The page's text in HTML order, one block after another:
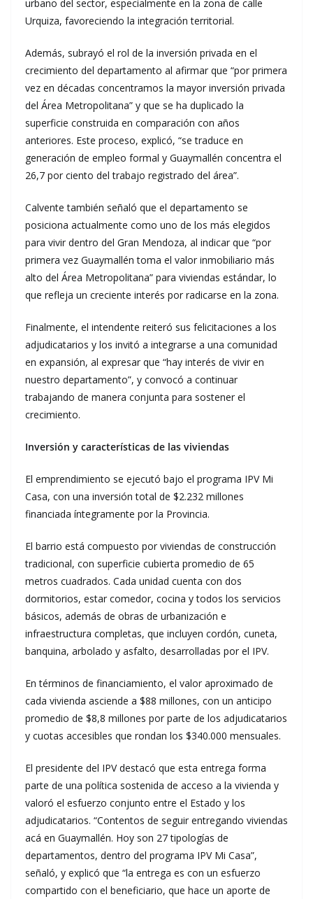
urbano del sector, especialmente en la zona de calle
Urquiza, favoreciendo la integración territorial.
Además, subrayó el rol de la inversión privada en el
crecimiento del departamento al afirmar que “por primera
vez en décadas concentramos la mayor inversión privada
del Área Metropolitana” y que se ha duplicado la
superficie construida en comparación con años
anteriores. Este proceso, explicó, “se traduce en
generación de empleo formal y Guaymallén concentra el
26,7 por ciento del trabajo registrado del área”.
Calvente también señaló que el departamento se
posiciona actualmente como uno de los más elegidos
para vivir dentro del Gran Mendoza, al indicar que “por
primera vez Guaymallén toma el valor inmobiliario más
alto del Área Metropolitana” para viviendas estándar, lo
que refleja un creciente interés por radicarse en la zona.
Finalmente, el intendente reiteró sus felicitaciones a los
adjudicatarios y los invitó a integrarse a una comunidad
en expansión, al expresar que “hay interés de vivir en
nuestro departamento”, y convocó a continuar
trabajando de manera conjunta para sostener el
crecimiento.
Inversión y características de las viviendas
El emprendimiento se ejecutó bajo el programa IPV Mi
Casa, con una inversión total de $2.232 millones
financiada íntegramente por la Provincia.
El barrio está compuesto por viviendas de construcción
tradicional, con superficie cubierta promedio de 65
metros cuadrados. Cada unidad cuenta con dos
dormitorios, estar comedor, cocina y todos los servicios
básicos, además de obras de urbanización e
infraestructura completas, que incluyen cordón, cuneta,
banquina, arbolado y asfalto, desarrolladas por el IPV.
En términos de financiamiento, el valor aproximado de
cada vivienda asciende a $88 millones, con un anticipo
promedio de $8,8 millones por parte de los adjudicatarios
y cuotas accesibles que rondan los $340.000 mensuales.
El presidente del IPV destacó que esta entrega forma
parte de una política sostenida de acceso a la vivienda y
valoró el esfuerzo conjunto entre el Estado y los
adjudicatarios. “Contentos de seguir entregando viviendas
acá en Guaymallén. Hoy son 27 tipologías de
departamentos, dentro del programa IPV Mi Casa”,
señaló, y explicó que “la entrega es con un esfuerzo
compartido con el beneficiario, que hace un aporte de